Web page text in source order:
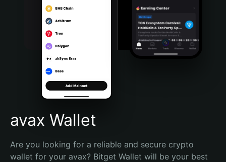
Português (Portugal)
Bahasa Indonesia
Português (Brasil)
Español (Argentina)
avax Wallet
Are you looking for a reliable and secure crypto
wallet for your avax? Bitget Wallet will be your best